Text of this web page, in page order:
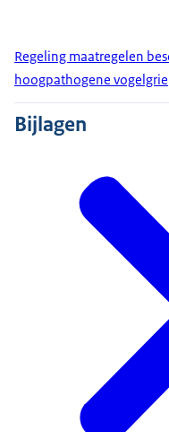
Regeling maatregelen
hoogpathogene
Bijlagen